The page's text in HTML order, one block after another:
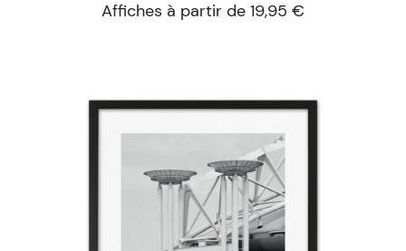
Affiches à partir de 19,95 €